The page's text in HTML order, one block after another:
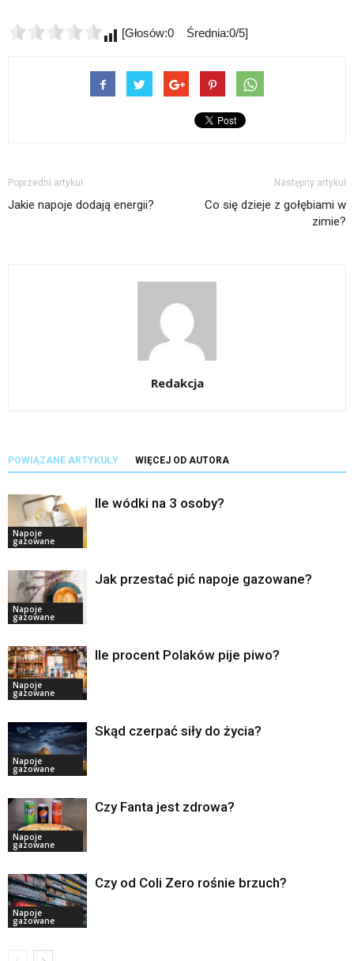
[Głosów:0 Średnia:0/5]
Poprzedni artykuł
Jakie napoje dodają energii?
Następny artykuł
Co się dzieje z gołębiami w
zimie?
Redakcja
POWIĄZANE ARTYKUŁY WIĘCEJ OD AUTORA
Napoje
gazowane
Ile wódki na 3 osoby?
Napoje
gazowane
Jak przestać pić napoje gazowane?
Napoje
gazowane
Ile procent Polaków pije piwo?
Napoje
gazowane
Skąd czerpać siły do życia?
Napoje
gazowane
Czy Fanta jest zdrowa?
Napoje
gazowane
Czy od Coli Zero rośnie brzuch?